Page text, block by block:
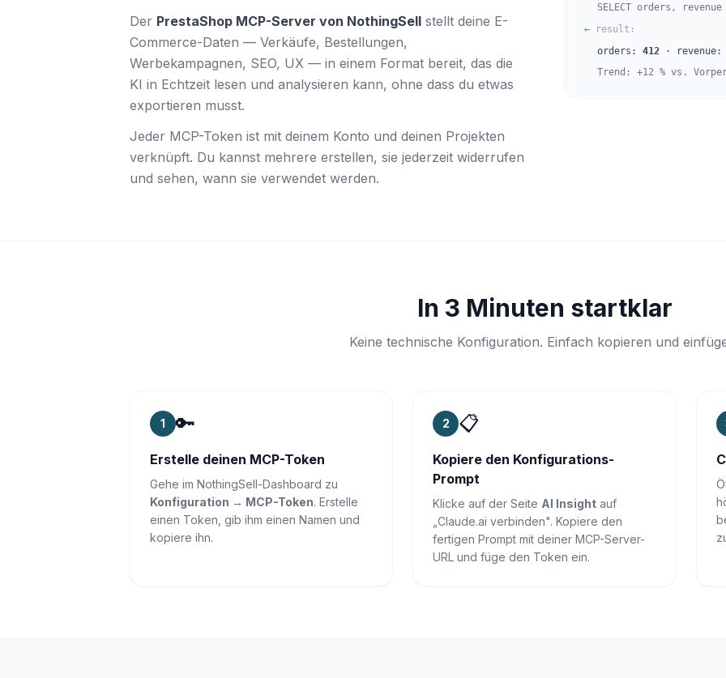
Der PrestaShop MCP-Server von NothingSell stellt deine E-
Commerce-Daten — Verkäufe, Bestellungen,
Werbekampagnen, SEO, UX — in einem Format bereit, das die
KI in Echtzeit lesen und analysieren kann, ohne dass du etwas
exportieren musst.
Jeder MCP-Token ist mit deinem Konto und deinen Projekten
verknüpft. Du kannst mehrere erstellen, sie jederzeit widerrufen
und sehen, wann sie verwendet werden.
SELECT orders, revenue
←
result:
orders: 412 · revenue:
Trend: +12 % vs.
In 3 Minuten startklar
Keine technische Konfiguration. Einfach kopieren und
1 🔑
Erstelle deinen MCP-Token
Gehe im NothingSell-Dashboard zu
Konfiguration → MCP-Token. Erstelle
einen Token, gib ihm einen Namen und
kopiere ihn.
2 📋
Kopiere den Konfigurations-
Prompt
Klicke auf der Seite AI Insight auf
„Claude.ai verbinden". Kopiere den
fertigen Prompt mit deiner MCP-Server-
URL und füge den Token ein.